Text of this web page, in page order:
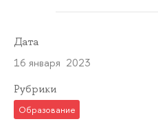
Дата
16 января 2023
Рубрики
Образование